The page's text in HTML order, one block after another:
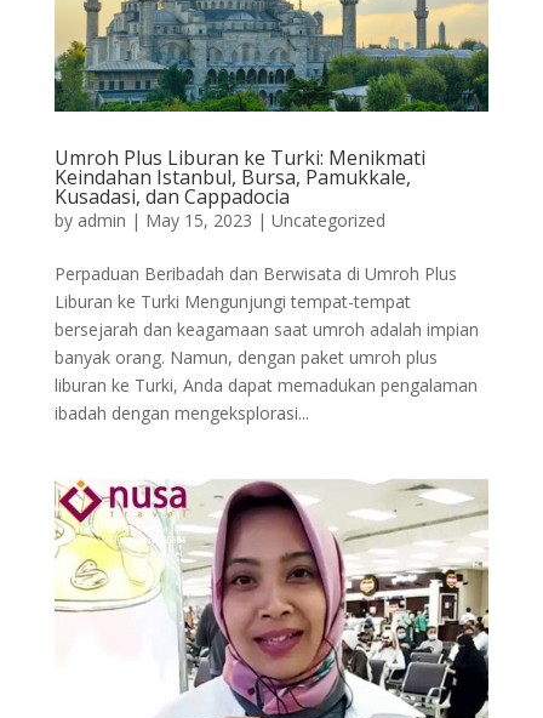
Umroh Plus Liburan ke Turki: Menikmati
Keindahan Istanbul, Bursa, Pamukkale,
Kusadasi, dan Cappadocia
by admin | May 15, 2023 | Uncategorized
Perpaduan Beribadah dan Berwisata di Umroh Plus
Liburan ke Turki Mengunjungi tempat-tempat
bersejarah dan keagamaan saat umroh adalah impian
banyak orang. Namun, dengan paket umroh plus
liburan ke Turki, Anda dapat memadukan pengalaman
ibadah dengan mengeksplorasi...